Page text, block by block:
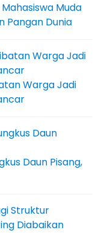
Muda
Pangan Dunia
Warga Jadi
Daun Pisang,
Struktur
Diabaikan